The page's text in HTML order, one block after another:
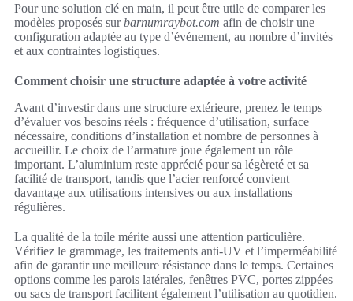
Pour une solution clé en main, il peut être utile de comparer les
modèles proposés surbarnumraybot.com afin de choisir une
configuration adaptée au type d’événement, au nombre d’invités
et aux contraintes logistiques.
Comment choisir une structure adaptée à votre activité
Avant d’investir dans une structure extérieure, prenez le temps
d’évaluer vos besoins réels : fréquence d’utilisation, surface
nécessaire, conditions d’installation et nombre de personnes à
accueillir. Le choix de l’armature joue également un rôle
important. L’aluminium reste apprécié pour sa légèreté et sa
facilité de transport, tandis que l’acier renforcé convient
davantage aux utilisations intensives ou aux installations
régulières.
La qualité de la toile mérite aussi une attention particulière.
Vérifiez le grammage, les traitements anti-UV et l’imperméabilité
afin de garantir une meilleure résistance dans le temps. Certaines
options comme les parois latérales, fenêtres PVC, portes zippées
ou sacs de transport facilitent également l’utilisation au quotidien.